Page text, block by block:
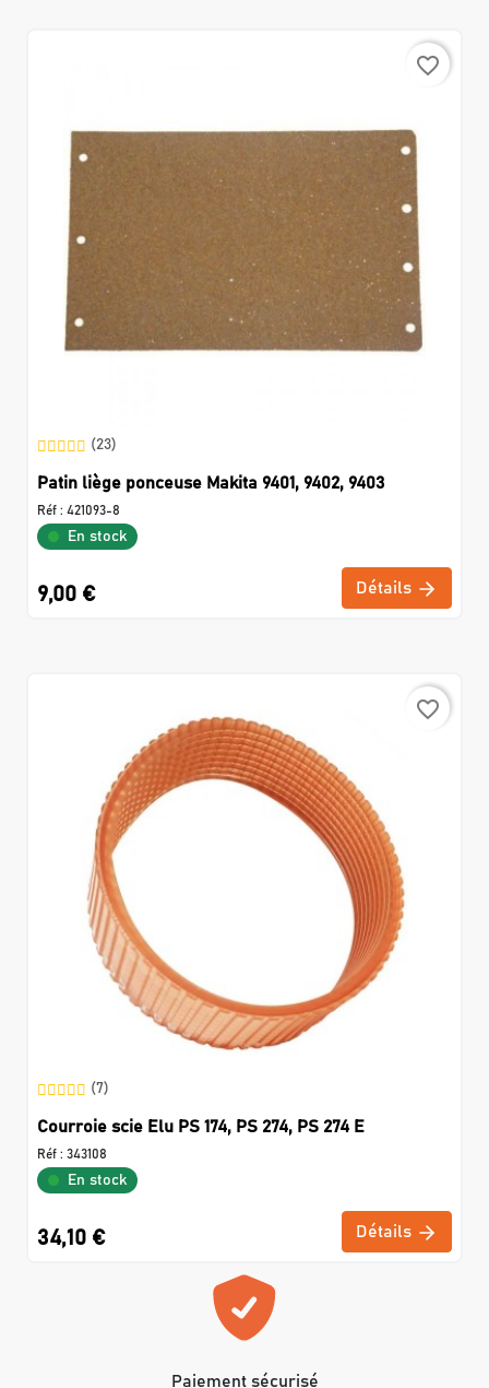
favorite_border
(23)
Patin liège ponceuse Makita 9401, 9402, 9403
Réf : 421093-8
En stock
9,00 € Détails
favorite_border
(7)
Courroie scie Elu PS 174, PS 274, PS 274 E
Réf : 343108
En stock
34,10 € Détails
Paiement sécurisé